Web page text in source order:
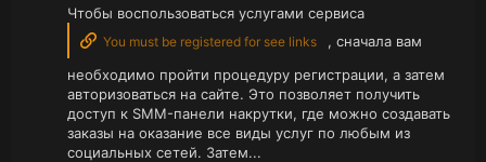
Чтобы воспользоваться услугами сервиса
You must be registered for see links
, сначала вам
необходимо пройти процедуру регистрации, а затем
авторизоваться на сайте. Это позволяет получить
доступ к SMM-панели накрутки, где можно создавать
заказы на оказание все виды услуг по любым из
социальных сетей. Затем...